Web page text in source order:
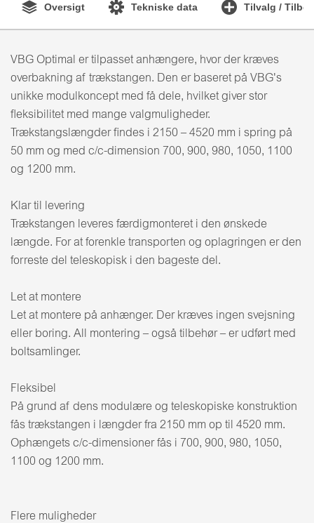
Oversigt Tekniske data Tilvalg /
VBG Optimal er tilpasset anhængere, hvor der kræves
overbakning af trækstangen. Den er baseret på VBG's
unikke modulkoncept med få dele, hvilket giver stor
fleksibilitet med mange valgmuligheder.
Trækstangslængder findes i 2150 – 4520 mm i spring på
50 mm og med c/c-dimension 700, 900, 980, 1050, 1100
og 1200 mm.
Klar til levering
Trækstangen leveres færdigmonteret i den ønskede
længde. For at forenkle transporten og oplagringen er den
forreste del teleskopisk i den bageste del.
Let at montere
Let at montere på anhænger. Der kræves ingen svejsning
eller boring. All montering – også tilbehør – er udført med
boltsamlinger.
Fleksibel
På grund af dens modulære og teleskopiske konstruktion
fås trækstangen i længder fra 2150 mm op til 4520 mm.
Ophængets c/c-dimensioner fås i 700, 900, 980, 1050,
1100 og 1200 mm.
Flere muligheder